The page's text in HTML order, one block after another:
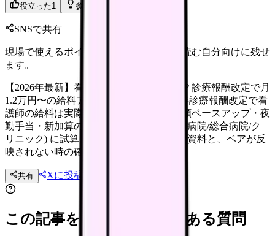
役立った1 参考になった
SNSで共有
現場で使えるポイントを、同僚やあとで読む自分向けに残せ
ます。
【2026年最新】看護師の賃上げはいくら？診療報酬改定で月
1.2万円〜の給料アップを徹底解説 2026 年診療報酬改定で看
護師の給料は実際いくら上がるのか。月額ベースアップ・夜
勤手当・新加算の影響を病院規模別 (大学病院/総合病院/ク
リニック) に試算。職場交渉で使える根拠資料と、ベアが反
映されない時の確認手順も解説。
共有 Xに投稿
この記事を読む前後によくある質問